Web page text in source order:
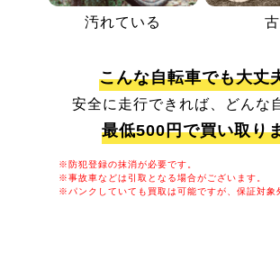
汚れている
こんな自転車でも大丈
安全に走行できれば、どんな
最低500円で買い取り
※防犯登録の抹消が必要です。
※事故車などは引取となる場合がございます。
※パンクしていても買取は可能ですが、保証対象